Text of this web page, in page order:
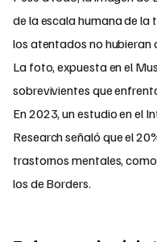
de la escala humana de la
los atentados no hubieran
La foto, expuesta en el
sobrevivientes que
En 2023, un estudio en el
Research señaló que el
trastornos mentales,
los de Borders.